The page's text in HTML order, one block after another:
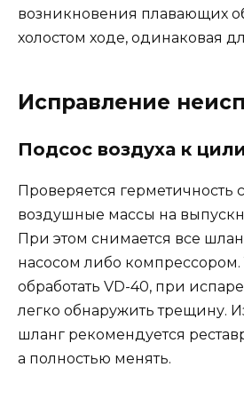
возникновения плавающих
холостом ходе, одинаковая
Исправление
Подсос воздуха к
Проверяется
воздушные массы на
При этом снимается все
насосом либо
обработать VD-40, при
легко обнаружить трещину.
шланг рекомендуется
а полностью менять.